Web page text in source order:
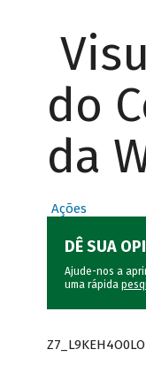
do
da
Ações
DÊ SUA
Ajude-nos a
uma rápida